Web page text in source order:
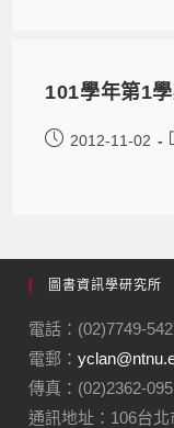
101學年第1
2012-11-02
圖書資訊學研究所
電話：(02)7749-
電郵：
傳真：(02)2362-
通訊地址：106台